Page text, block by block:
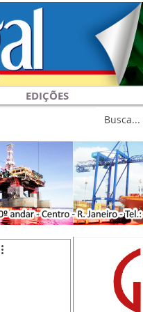
EDIÇÕES